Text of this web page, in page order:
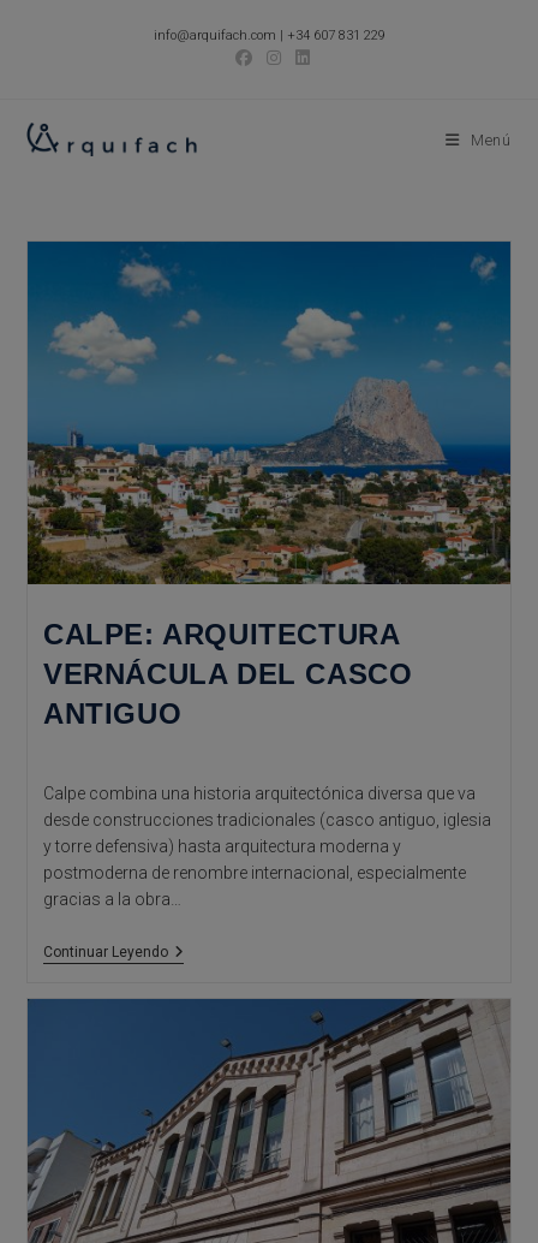
info@arquifach.com | +34 607 831 229
Menú
CALPE: ARQUITECTURA
VERNÁCULA DEL CASCO
ANTIGUO
Calpe combina una historia arquitectónica diversa que va
desde construcciones tradicionales (casco antiguo, iglesia
y torre defensiva) hasta arquitectura moderna y
postmoderna de renombre internacional, especialmente
gracias a la obra…
Continuar LeyendoCalpe:
Antiguo